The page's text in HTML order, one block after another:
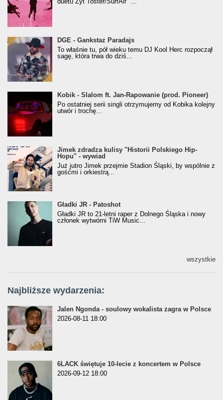
donGURALesko z nagrodą za
Klasyczny/Trueschoolowy Album Roku
(Popkillery 2023)
DGE - Gankstaz Paradajs
To właśnie tu, pół wieku temu DJ Kool Herc rozpoczął
sagę, która trwa do dziś...
Kobik - Slalom ft. Jan-Rapowanie (prod. Pioneer)
[Official Music Visualiser]
Kobik - Slalom ft. Jan-Rapowanie (prod. Pioneer)
Po ostatniej serii singli otrzymujemy od Kobika kolejny
utwór i trochę...
Jimek zdradza kulisy "Historii Polskiego Hip-
Hopu" - wywiad
Jimek zdradza kulisy "Historii Polskiego Hip-
Hopu" - wywiad
Już jutro Jimek przejmie Stadion Śląski, by wspólnie z
gośćmi i orkiestrą...
Gładki JR - Patoshot
Gładki JR - Patoshot
Gładki JR to 21-letni raper z Dolnego Śląska i nowy
członek wytwórni TiW Music...
wszystkie
Najbliższe wydarzenia:
Jalen Ngonda - soulowy wokalista zagra w Polsce
2026-08-11 18:00
6LACK świętuje 10-lecie z koncertem w Polsce
2026-09-12 18:00